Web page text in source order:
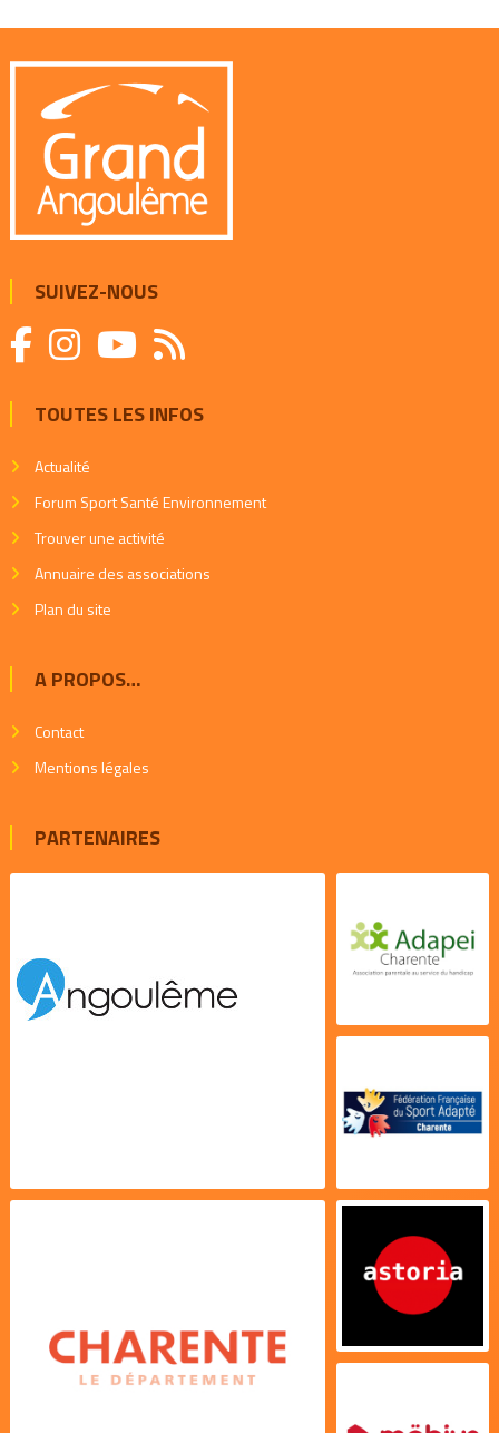
SUIVEZ-NOUS
TOUTES LES INFOS
Actualité
Forum Sport Santé Environnement
Trouver une activité
Annuaire des associations
Plan du site
A PROPOS…
Contact
Mentions légales
PARTENAIRES